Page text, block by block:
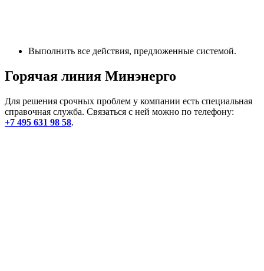
Выполнить все действия, предложенные системой.
Горячая линия Минэнерго
Для решения срочных проблем у компании есть специальная
справочная служба. Связаться с ней можно по телефону:
+7 495 631 98 58.